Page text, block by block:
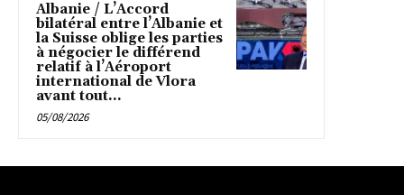
Albanie / L’Accord
bilatéral entre l’Albanie et
la Suisse oblige les parties
à négocier le différend
relatif à l’Aéroport
international de Vlora
avant tout...
05/08/2026